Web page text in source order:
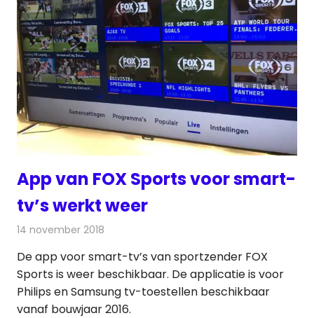
App van FOX Sports voor smart-
tv’s werkt weer
14 november 2018
De app voor smart-tv’s van sportzender FOX
Sports is weer beschikbaar. De applicatie is voor
Philips en Samsung tv-toestellen beschikbaar
vanaf bouwjaar 2016.